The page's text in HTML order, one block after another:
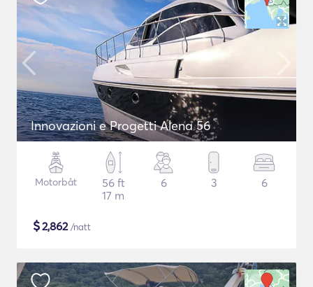
Innovazioni e Progetti Alena 56
Motorbåt
56 ft
17 m
6 3 6
$2,862/natt